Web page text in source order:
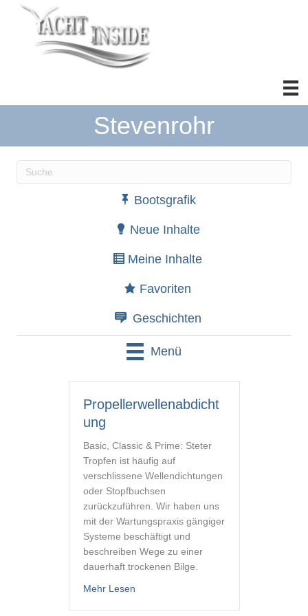
Stevenrohr
Wenn die Ergebnisse der automatischen
Bootsgrafik
Neue Inhalte
Meine Inhalte
Favoriten
Geschichten
Menü
Propellerwellenabdicht
ung
Basic, Classic & Prime: Steter
Tropfen ist häufig auf
verschlissene Wellendichtungen
oder Stopfbuchsen
zurückzuführen. Wir haben uns
mit der Wartungspraxis gängiger
Systeme beschäftigt und
beschreiben Wege zu einer
dauerhaft trockenen Bilge.
Mehr Lesenabout Propellerwellenabdichtung